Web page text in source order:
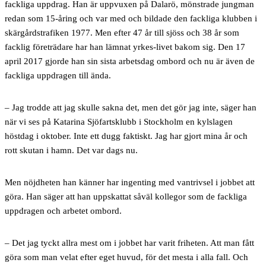
fackliga uppdrag. Han är uppvuxen på Dalarö, mönstrade jungman
redan som 15-åring och var med och bildade den fackliga klubben i
skärgårdstrafiken 1977. Men efter 47 år till sjöss och 38 år som
facklig företrädare har han lämnat yrkes-livet bakom sig. Den 17
april 2017 gjorde han sin sista arbetsdag ombord och nu är även de
fackliga uppdragen till ända.
– Jag trodde att jag skulle sakna det, men det gör jag inte, säger han
när vi ses på Katarina Sjöfartsklubb i Stockholm en kylslagen
höstdag i oktober. Inte ett dugg faktiskt. Jag har gjort mina år och
rott skutan i hamn. Det var dags nu.
Men nöjdheten han känner har ingenting med vantrivsel i jobbet att
göra. Han säger att han uppskattat såväl kollegor som de fackliga
uppdragen och arbetet ombord.
– Det jag tyckt allra mest om i jobbet har varit friheten. Att man fått
göra som man velat efter eget huvud, för det mesta i alla fall. Och